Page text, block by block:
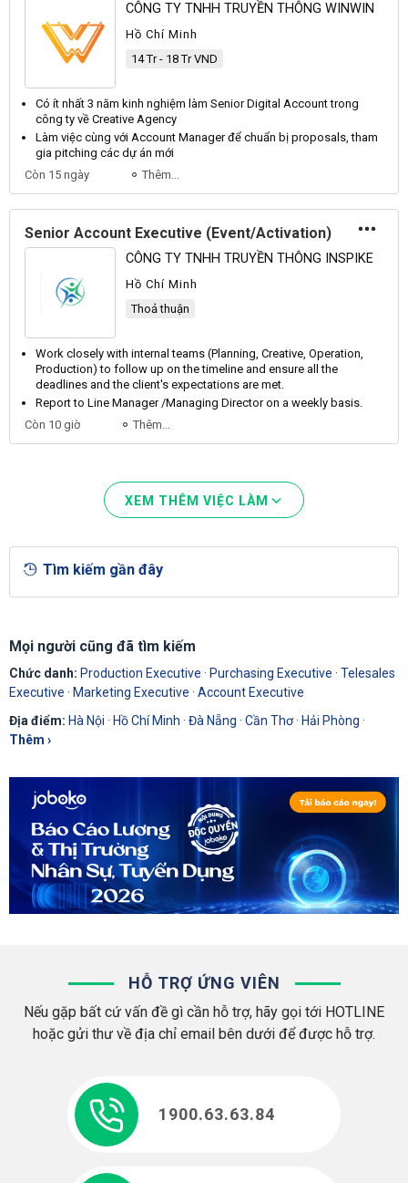
CÔNG TY TNHH TRUYỀN THÔNG WINWIN
Hồ Chí Minh
14 Tr - 18 Tr VND
Có ít nhất 3 năm kinh nghiệm làm SeniorDigital Accounttrong
công ty về Creative Agency
Làm việc cùng với Account Manager để chuẩn bị proposals, tham
gia pitching các dự án mới
Còn 15 ngày
Thêm...
Senior Account Executive (Event/Activation)
CÔNG TY TNHH TRUYỀN THÔNG INSPIKE
Hồ Chí Minh
Thoả thuận
Work closely with internal teams (Planning, Creative, Operation,
Production) to follow up on the timeline and ensure all the
deadlines and the client's expectations are met.
Report to Line Manager/Managing Directoron a weekly basis.
Còn 10 giờ
Thêm...
XEM THÊM VIỆC LÀM
Tìm kiếm gần đây
Mọi người cũng đã tìm kiếm
Chức danh: Production Executive · Purchasing Executive · Telesales
Executive · Marketing Executive · Account Executive
Địa điểm: Hà Nội · Hồ Chí Minh · Đà Nẵng · Cần Thơ· Hải Phòng ·
Thêm ›
HỖ TRỢ ỨNG VIÊN
Nếu gặp bất cứ vấn đề gì cần hỗ trợ, hãy gọi tới HOTLINE
hoặc gửi thư về địa chỉ email bên dưới để được hỗ trợ.
1900.63.63.84